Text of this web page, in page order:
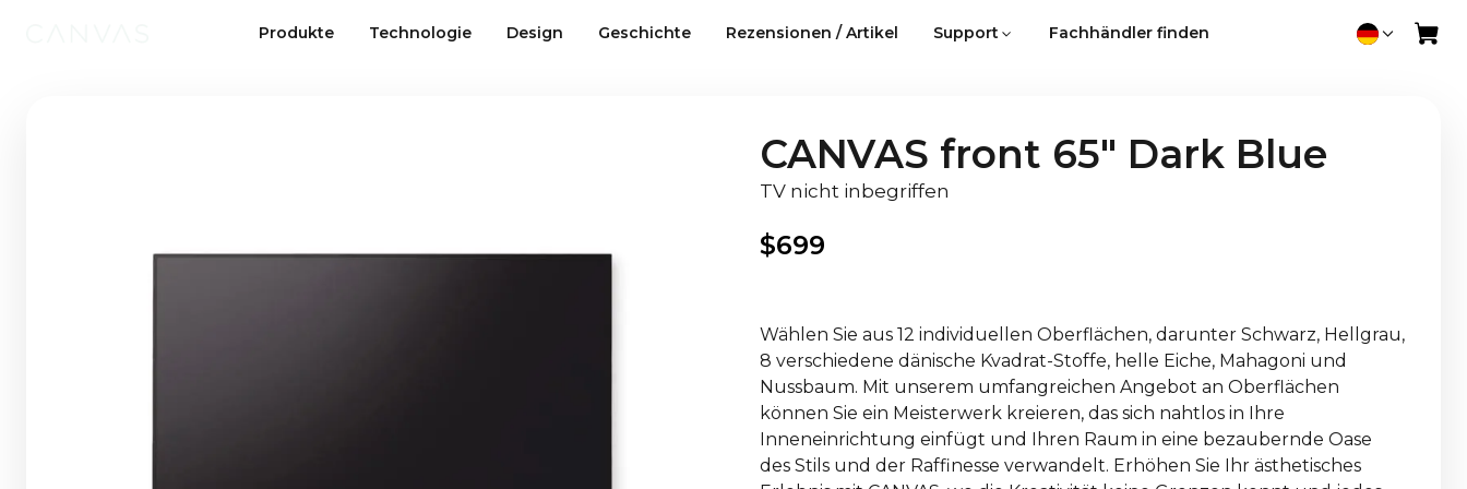
Produkte Technologie Design Geschichte Rezensionen / Artikel Support Fachhändler finden
CANVAS front 65" Dark Blue
TV nicht inbegriffen
$699
Wählen Sie aus 12 individuellen Oberflächen, darunter Schwarz, Hellgrau,
8 verschiedene dänische Kvadrat-Stoffe, helle Eiche, Mahagoni und
Nussbaum. Mit unserem umfangreichen Angebot an Oberflächen
können Sie ein Meisterwerk kreieren, das sich nahtlos in Ihre
Inneneinrichtung einfügt und Ihren Raum in eine bezaubernde Oase
des Stils und der Raffinesse verwandelt. Erhöhen Sie Ihr ästhetisches